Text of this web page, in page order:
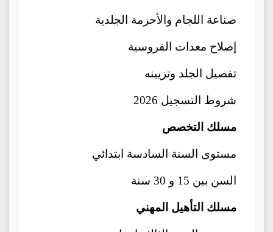
صناعة اللجام والأحزمة الجلدية
إصلاح معدات الفروسية
تفصيل الجلد وتزيينه
شروط التسجيل 2026
مسلك التخصص
مستوى السنة السادسة ابتدائي
السن بين 15 و 30 سنة
مسلك التأهيل المهني